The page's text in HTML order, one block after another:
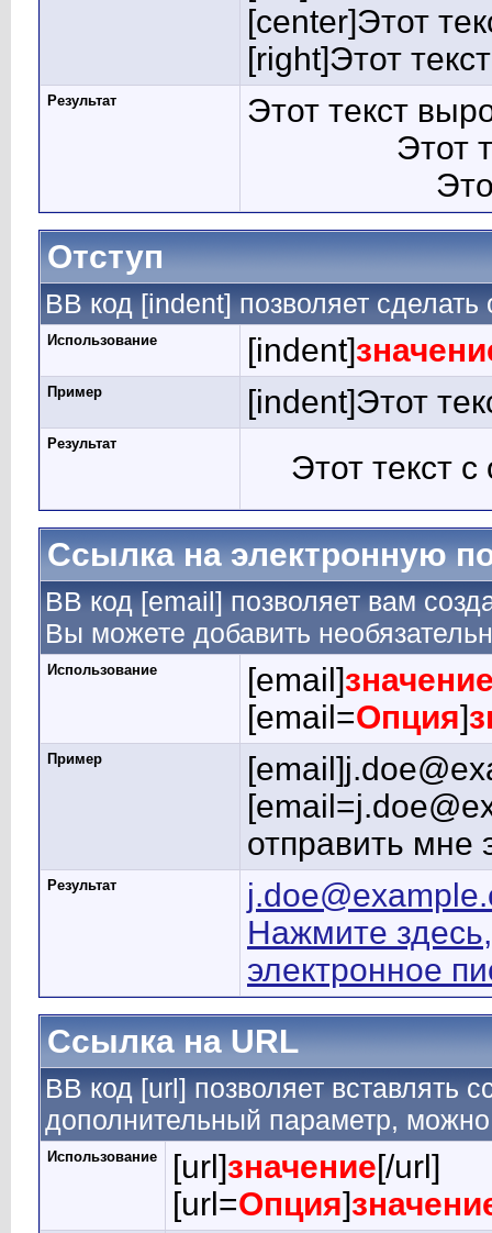
[center]Этот
[right]Этот
Результат
Этот текст
Этот
Отступ
BB код [indent] позволяет сделать
Использование [indent]
Пример [indent]Этот
Результат
Этот текст с
Ссылка на электронную
BB код [email] позволяет вам
Вы можете добавить
Использование [email]
[email=Опция]
Пример
отправить мне
Результат
Нажмите
электронное
Ссылка на URL
BB код [url] позволяет
дополнительный параметр, можно
Использование [url]значение[/url]
[url=Опция]